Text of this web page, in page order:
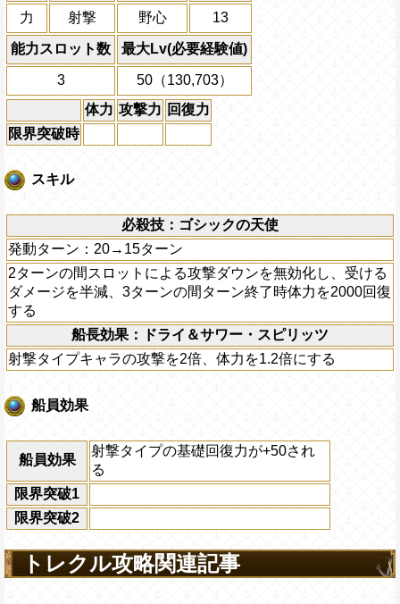
力 射撃 野心 13
能力スロット数 最大Lv(必要経験値)
3
50（130,703）
体力 攻撃力 回復力
限界突破時
スキル
必殺技：ゴシックの天使
発動ターン：20→15ターン
2ターンの間スロットによる攻撃ダウンを無効化し、受ける
ダメージを半減、3ターンの間ターン終了時体力を2000回復
する
船長効果：ドライ＆サワー・スピリッツ
射撃タイプキャラの攻撃を2倍、体力を1.2倍にする
船員効果
船員効果
射撃タイプの基礎回復力が+50され
る
限界突破1
限界突破2
トレクル攻略関連記事